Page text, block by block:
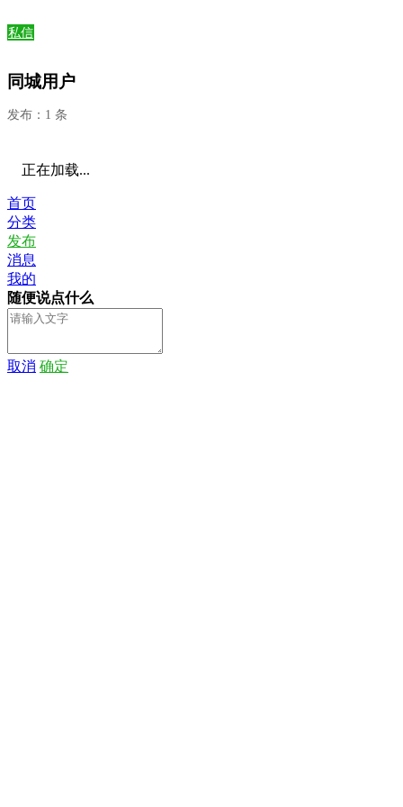
私信
同城用户
发布：1 条
正在加载...
首页
分类
发布
消息
我的
随便说点什么
取消 确定